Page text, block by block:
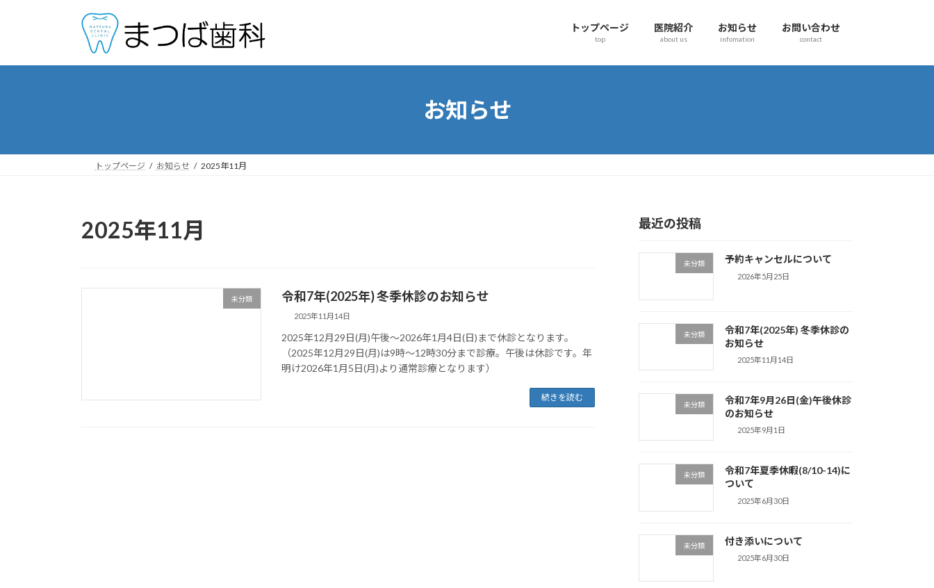
プ
動
トップページ
top
医院紹介
about us
お知らせ
infomation
お問い合わせ
contact
お知らせ
トップページ お知らせ 2025年11月
2025年11月
未分類 令和7年(2025年) 冬季休診のお知らせ
2025年11月14日
2025年12月29日(月)午後～2026年1月4日(日)まで休診となります。
（2025年12月29日(月)は9時～12時30分まで診療。午後は休診です。年
明け2026年1月5日(月)より通常診療となります）
続きを読む
最近の投稿
未分類 予約キャンセルについて
2026年5月25日
未分類
令和7年(2025年) 冬季休診の
お知らせ
2025年11月14日
未分類
令和7年9月26日(金)午後休診
のお知らせ
2025年9月1日
未分類
令和7年夏季休暇(8/10-14)に
ついて
2025年6月30日
未分類 付き添いについて
2025年6月30日